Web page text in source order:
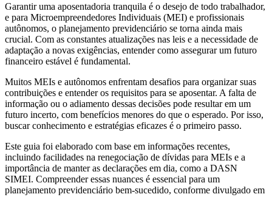
Garantir uma aposentadoria tranquila é o desejo de todo trabalhador,
e para Microempreendedores Individuais (MEI) e profissionais
autônomos, o planejamento previdenciário se torna ainda mais
crucial. Com as constantes atualizações nas leis e a necessidade de
adaptação a novas exigências, entender como assegurar um futuro
financeiro estável é fundamental.
Muitos MEIs e autônomos enfrentam desafios para organizar suas
contribuições e entender os requisitos para se aposentar. A falta de
informação ou o adiamento dessas decisões pode resultar em um
futuro incerto, com benefícios menores do que o esperado. Por isso,
buscar conhecimento e estratégias eficazes é o primeiro passo.
Este guia foi elaborado com base em informações recentes,
incluindo facilidades na renegociação de dívidas para MEIs e a
importância de manter as declarações em dia, como a DASN
SIMEI. Compreender essas nuances é essencial para um
planejamento previdenciário bem-sucedido, conforme divulgado em